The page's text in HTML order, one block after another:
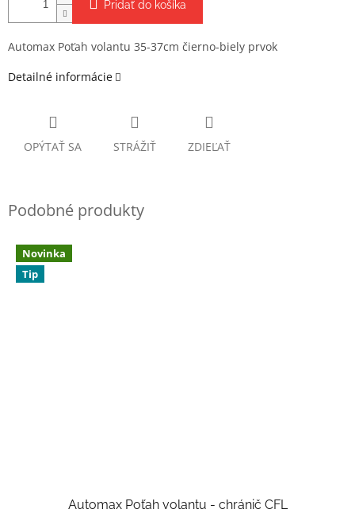
Pridať do košíka
Automax Poťah volantu 35-37cm čierno-biely prvok
Detailné informácie
OPÝTAŤ SA STRÁŽIŤ ZDIEĽAŤ
Novinka
Tip
Automax Poťah volantu - chránič CFL